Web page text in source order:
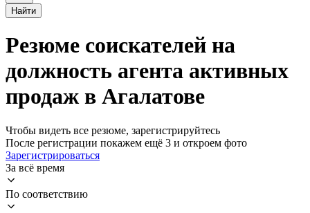
Найти
Резюме соискателей на
должность агента активных
продаж в Агалатове
Чтобы видеть все резюме, зарегистрируйтесь
После регистрации покажем ещё 3 и откроем фото
Зарегистрироваться
За всё время
По соответствию